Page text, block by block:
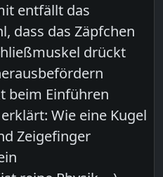
entfällt das
dass das Zäpfchen
drückt
beim Einführen
Wie eine Kugel
Zeigefinger